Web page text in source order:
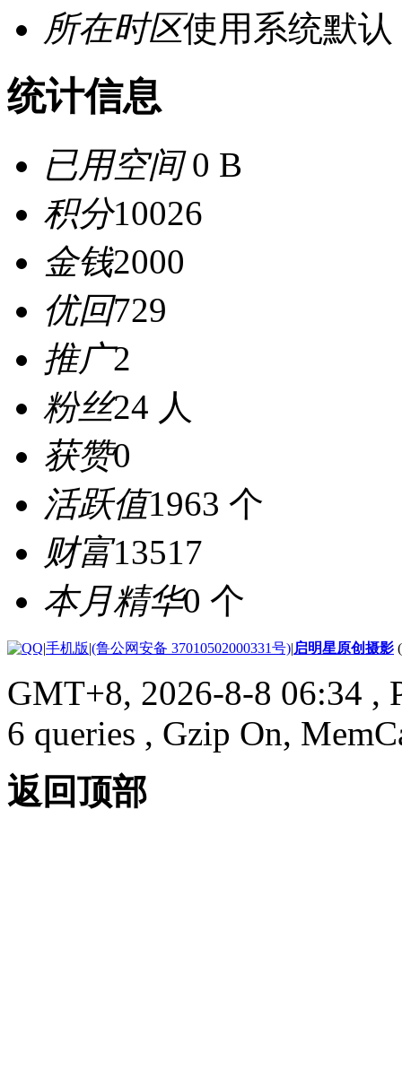
所在时区使用系统默认
统计信息
已用空间0 B
积分10026
金钱2000
优回729
推广2
粉丝24 人
获赞0
活跃值1963 个
财富13517
本月精华0 个
|手机版|(鲁公网安备 37010502000331号)|启明星原创摄影
GMT+8, 2026-8-8 06:34 ,
6 queries , Gzip On,
返回顶部